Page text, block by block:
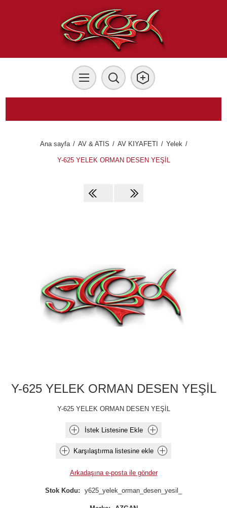
Ana sayfa / AV & ATIS / AV KIYAFETI / Yelek /
Y-625 YELEK ORMAN DESEN YEŞİL
Y-625 YELEK ORMAN DESEN YEŞİL
Y-625 YELEK ORMAN DESEN YEŞİL
İstek Listesine Ekle
Karşılaştırma listesine ekle
Arkadaşına e-posta ile gönder
Stok Kodu: y625_yelek_orman_desen_yesil_